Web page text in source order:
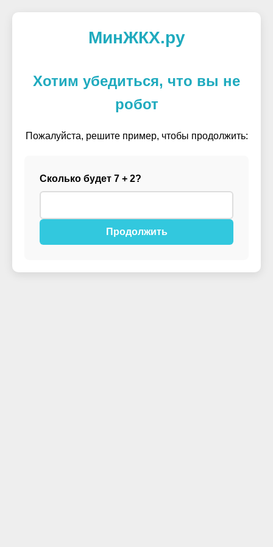
МинЖКХ.ру
Хотим убедиться, что вы не
робот
Пожалуйста, решите пример, чтобы продолжить:
Сколько будет 7 + 2?
Продолжить